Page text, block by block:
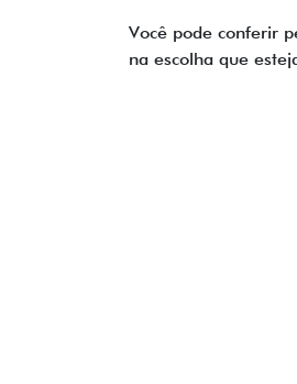
Você pode conferir
na escolha que